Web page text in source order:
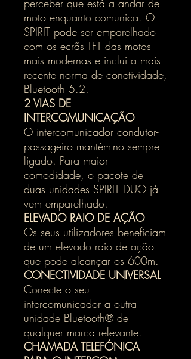
perceber que está a andar de
moto enquanto comunica. O
SPIRIT pode ser emparelhado
com os ecrãs TFT das motos
mais modernas e inclui a mais
recente norma de conetividade,
Bluetooth 5.2.
2 VIAS DE
INTERCOMUNICAÇÃO
O intercomunicador condutor-
passageiro mantém-no sempre
ligado. Para maior
comodidade, o pacote de
duas unidades SPIRIT DUO já
vem emparelhado.
ELEVADO RAIO DE AÇÃO
Os seus utilizadores beneficiam
de um elevado raio de ação
que pode alcançar os 600m.
CONECTIVIDADE UNIVERSAL
Conecte o seu
intercomunicador a outra
unidade Bluetooth® de
qualquer marca relevante.
CHAMADA TELEFÓNICA